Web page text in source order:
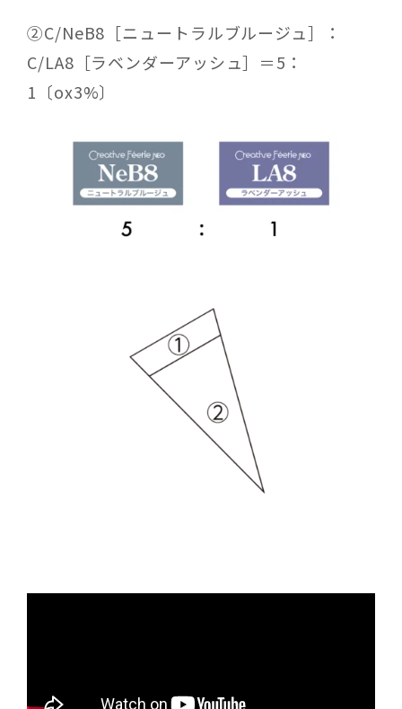
②C/NeB8 ［ニュートラルブルージュ］：
C/LA8 ［ラベンダーアッシュ］ ＝5 ：
1 〔ox3%〕